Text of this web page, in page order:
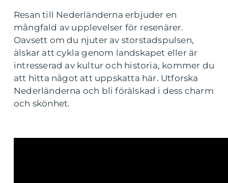
Resan till Nederländerna erbjuder en
mångfald av upplevelser för resenärer.
Oavsett om du njuter av storstadspulsen,
älskar att cykla genom landskapet eller är
intresserad av kultur och historia, kommer du
att hitta något att uppskatta här. Utforska
Nederländerna och bli förälskad i dess charm
och skönhet.